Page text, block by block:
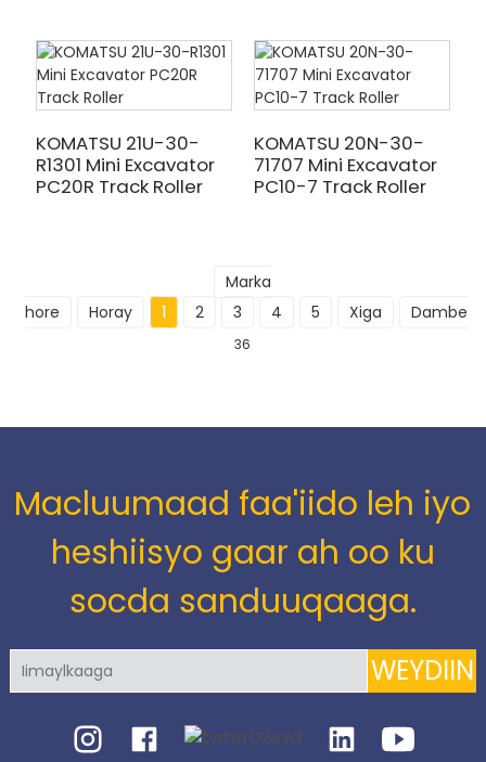
KOMATSU 21U-30-
R1301 Mini Excavator
PC20R Track Roller
KOMATSU 20N-30-
71707 Mini Excavator
PC10-7 Track Roller
Marka
hore
Horay 1 2 3 4 5 Xiga Dambe
36
Macluumaad faa'iido leh iyo
heshiisyo gaar ah oo ku
socda sanduuqaaga.
WEYDIIN